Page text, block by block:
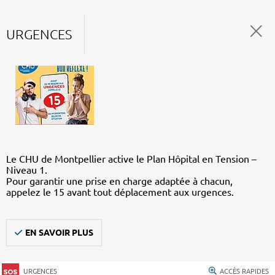
URGENCES
Le CHU de Montpellier active le Plan Hôpital en Tension –
Niveau 1.
Pour garantir une prise en charge adaptée à chacun,
appelez le 15 avant tout déplacement aux urgences.
EN SAVOIR PLUS
URGENCES ACCÈS RAPIDES